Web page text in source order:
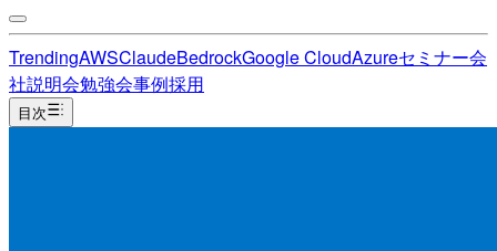
TrendingAWSClaudeBedrockGoogle CloudAzureセミナー会
社説明会勉強会事例採用
目次